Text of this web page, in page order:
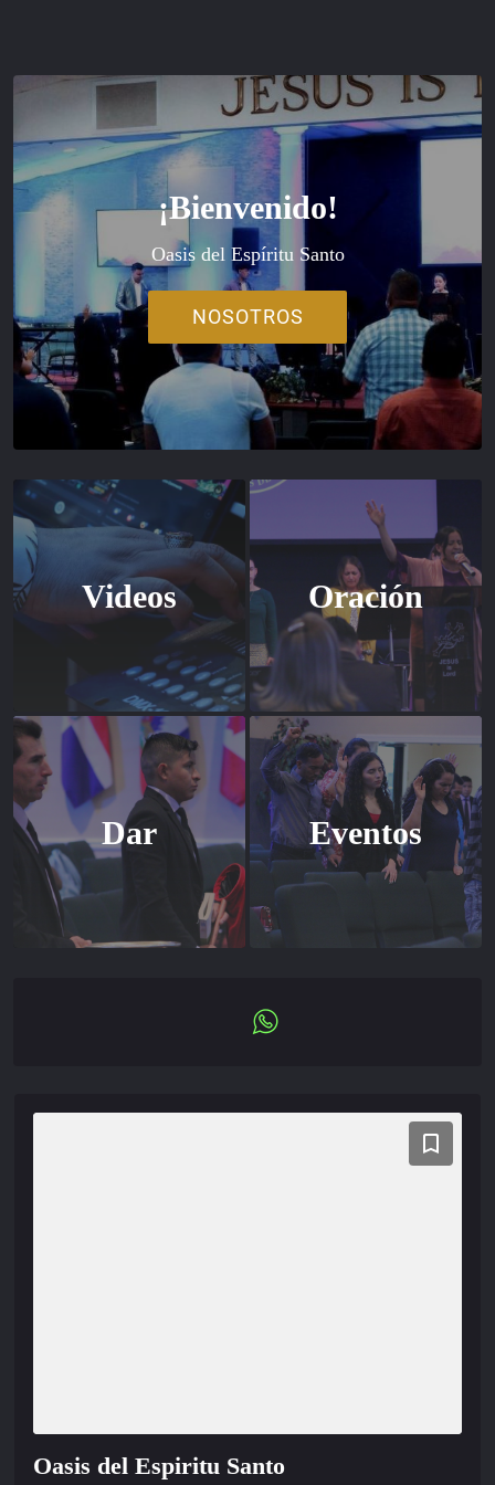
¡Bienvenido!
Oasis del Espíritu Santo
NOSOTROS
Videos Oración
Dar Eventos
Oasis del Espiritu Santo